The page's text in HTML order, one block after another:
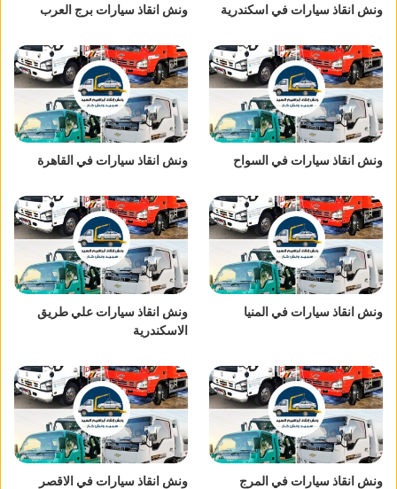
ونش انقاذ سيارات في اسكندرية ونش انقاذ سيارات برج العرب
ونش انقاذ سيارات في السواح ونش انقاذ سيارات في القاهرة
ونش انقاذ سيارات في المنيا
ونش انقاذ سيارات علي طريق
الاسكندرية
ونش انقاذ سيارات في المرج ونش انقاذ سيارات في الاقصر